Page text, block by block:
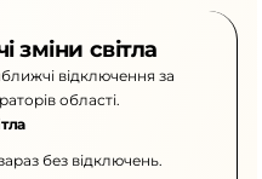
зміни світла
відключення за
області.
без відключень.